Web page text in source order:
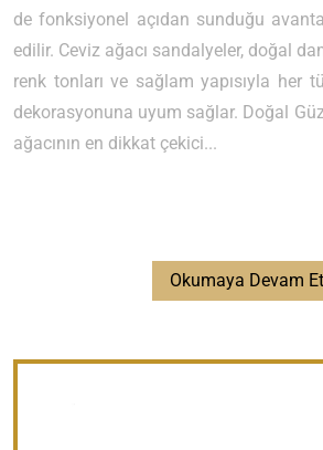
de fonksiyonel açıdan sunduğu
edilir. Ceviz ağacı sandalyeler, doğal
renk tonları ve sağlam yapısıyla her
dekorasyonuna uyum sağlar. Doğal
ağacının en dikkat çekici...
Okumaya Devam Et